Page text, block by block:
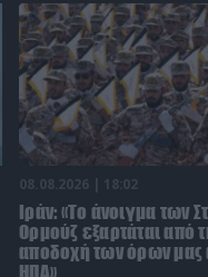
08.08.2026 | 18:02
Ιράν: «Το άνοιγμα των
Ορμούζ εξαρτάται από
αποδοχή των όρων μας